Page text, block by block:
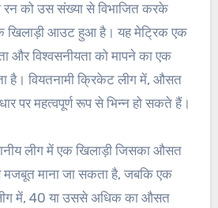
को उस संख्या से विभाजित करके
खिलाड़ी आउट हुआ है। यह मेट्रिक एक
और विश्वसनीयता को मापने का एक
है। वियतनामी क्रिकेट लीग में, औसत
पर महत्वपूर्ण रूप से भिन्न हो सकते हैं।
लीग में एक खिलाड़ी जिसका औसत
मजबूत माना जा सकता है, जबकि एक
में, 40 या उससे अधिक का औसत